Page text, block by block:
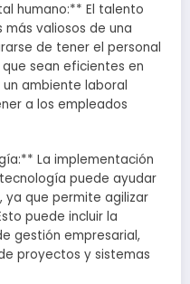
humano:** El talento
más valiosos de una
de tener el personal
sean eficientes en
ambiente laboral
a los empleados
La implementación
puede ayudar
ya que permite agilizar
puede incluir la
gestión empresarial,
proyectos y sistemas